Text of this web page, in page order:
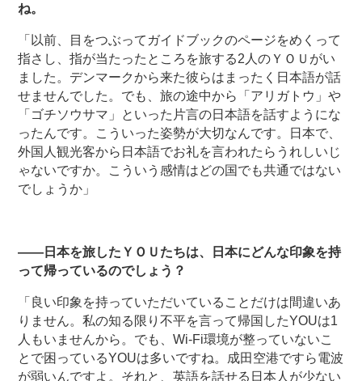
ね。
「以前、目をつぶってガイドブックのページをめくって
指さし、指が当たったところを旅する2人のＹＯＵがい
ました。デンマークから来た彼らはまったく日本語が話
せませんでした。でも、旅の途中から「アリガトウ」や
「ゴチソウサマ」といった片言の日本語を話すようにな
ったんです。こういった姿勢が大切なんです。日本で、
外国人観光客から日本語でお礼を言われたらうれしいじ
ゃないですか。こういう感情はどの国でも共通ではない
でしょうか」
――日本を旅したＹＯＵたちは、日本にどんな印象を持
って帰っているのでしょう？
「良い印象を持っていただいていることだけは間違いあ
りません。私の知る限り不平を言って帰国したYOUは1
人もいませんから。でも、Wi-Fi環境が整っていないこ
とで困っているYOUは多いですね。成田空港ですら電波
が弱いんですよ。それと、英語を話せる日本人が少ない